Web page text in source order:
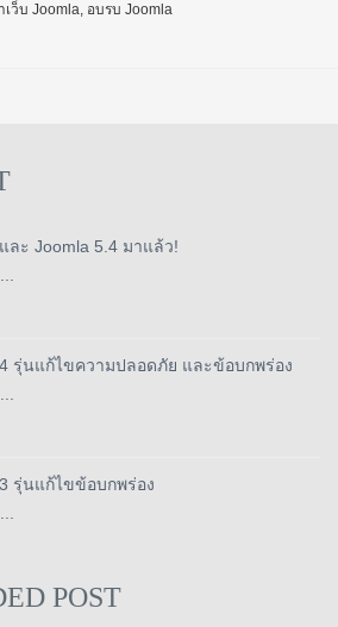
เว็บ Joomla, อบรบ Joomla
ละ Joomla 5.4 มาแล้ว!
รุ่นแก้ไขความปลอดภัย และข้อบกพร่อง
รุ่นแก้ไขข้อบกพร่อง
POST